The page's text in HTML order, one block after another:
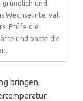
gründlich und
Wechselintervall
Prüfe die
und passe die
bringen,